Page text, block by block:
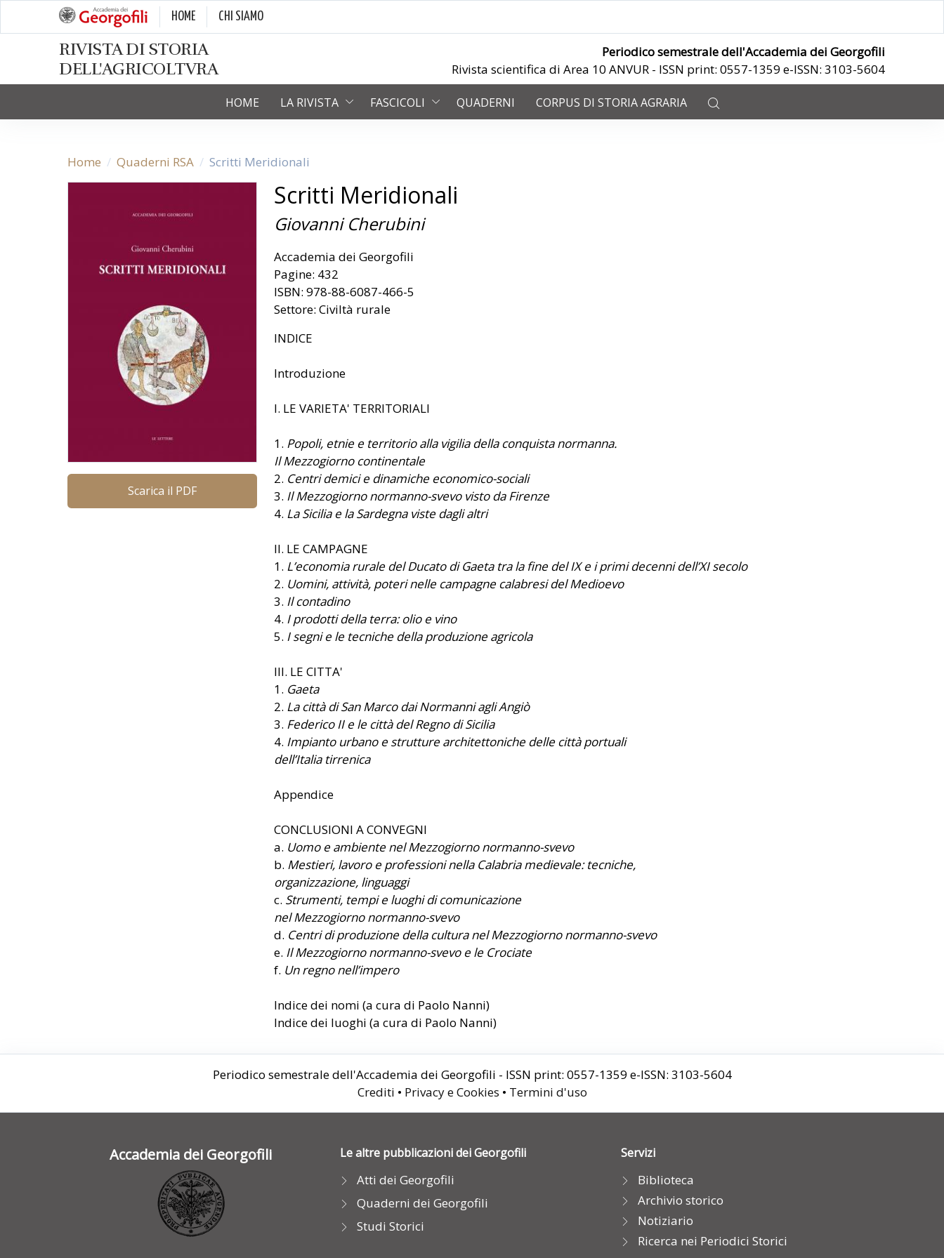
HOME CHI SIAMO
RIVISTA DI STORIA
DELL'AGRICOLTVRA
Periodico semestrale dell'Accademia dei Georgofili
Rivista scientifica di Area 10 ANVUR - ISSN print: 0557-1359 e-ISSN: 3103-5604
HOME LA RIVISTA FASCICOLI QUADERNI CORPUS DI STORIA AGRARIA
Home Quaderni RSA Scritti Meridionali
Scarica il PDF
Scritti Meridionali
Giovanni Cherubini
Accademia dei Georgofili
Pagine: 432
ISBN: 978-88-6087-466-5
Settore: Civiltà rurale
INDICE
Introduzione
I. LE VARIETA' TERRITORIALI
1. Popoli, etnie e territorio alla vigilia della conquista normanna.
Il Mezzogiorno continentale
2. Centri demici e dinamiche economico-sociali
3. Il Mezzogiorno normanno-svevo visto da Firenze
4. La Sicilia e la Sardegna viste dagli altri
II. LE CAMPAGNE
1. L’economia rurale del Ducato di Gaeta tra la fine del IX e i primi decenni dell’XI secolo
2. Uomini, attività, poteri nelle campagne calabresi del Medioevo
3. Il contadino
4. I prodotti della terra: olio e vino
5. I segni e le tecniche della produzione agricola
III. LE CITTA'
1. Gaeta
2. La città di San Marco dai Normanni agli Angiò
3. Federico II e le città del Regno di Sicilia
4. Impianto urbano e strutture architettoniche delle città portuali
dell’Italia tirrenica
Appendice
CONCLUSIONI A CONVEGNI
a. Uomo e ambiente nel Mezzogiorno normanno-svevo
b. Mestieri, lavoro e professioni nella Calabria medievale: tecniche,
organizzazione, linguaggi
c. Strumenti, tempi e luoghi di comunicazione
nel Mezzogiorno normanno-svevo
d. Centri di produzione della cultura nel Mezzogiorno normanno-svevo
e. Il Mezzogiorno normanno-svevo e le Crociate
f. Un regno nell’impero
Indice dei nomi (a cura di Paolo Nanni)
Indice dei luoghi (a cura di Paolo Nanni)
Periodico semestrale dell'Accademia dei Georgofili - ISSN print: 0557-1359 e-ISSN: 3103-5604
Crediti • Privacy e Cookies • Termini d'uso
Accademia dei Georgofili Le altre pubblicazioni dei Georgofili
Atti dei Georgofili
Quaderni dei Georgofili
Studi Storici
Servizi
Biblioteca
Archivio storico
Notiziario
Ricerca nei Periodici Storici